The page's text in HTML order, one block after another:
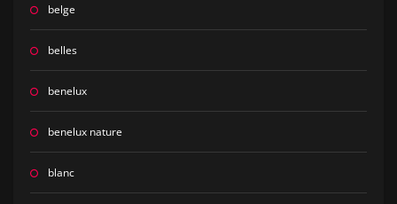
belge
belles
benelux
benelux nature
blanc